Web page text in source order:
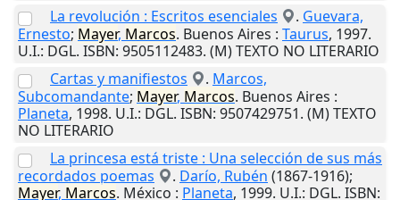
La revolución : Escritos esenciales
. Guevara,
Ernesto; Mayer, Marcos. Buenos Aires : Taurus, 1997.
U.I.: DGL. ISBN: 9505112483. (M) TEXTO NO LITERARIO
Cartas y manifiestos
. Marcos,
Subcomandante; Mayer, Marcos. Buenos Aires :
Planeta, 1998. U.I.: DGL. ISBN: 9507429751. (M) TEXTO
NO LITERARIO
La princesa está triste : Una selección de sus más
recordados poemas
. Darío, Rubén (1867-1916);
Mayer, Marcos. México : Planeta, 1999. U.I.: DGL. ISBN: